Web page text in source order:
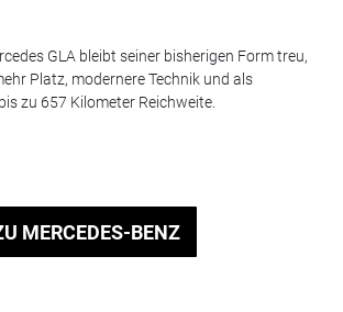
GLA bleibt seiner bisherigen Form treu,
Platz, modernere Technik und als
zu 657 Kilometer Reichweite.
MERCEDES-BENZ